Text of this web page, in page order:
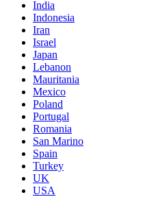
India
Indonesia
Iran
Israel
Japan
Lebanon
Mauritania
Mexico
Poland
Portugal
Romania
San Marino
Spain
Turkey
UK
USA